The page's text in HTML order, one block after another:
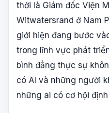
thời là Giám đốc Viện
Witwatersrand ở Nam
giới hiện đang bước
trong lĩnh vực phát
bình đẳng thực sự
có AI và những người
những ai có cơ hội